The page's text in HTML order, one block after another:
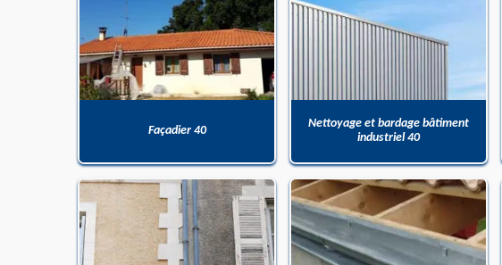
Façadier 40
Nettoyage et bardage bâtiment
industriel 40